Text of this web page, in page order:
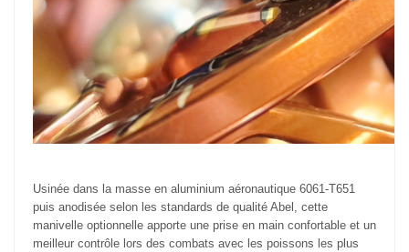
Usinée dans la masse en aluminium aéronautique 6061-T651
puis anodisée selon les standards de qualité Abel, cette
manivelle optionnelle apporte une prise en main confortable et un
meilleur contrôle lors des combats avec les poissons les plus